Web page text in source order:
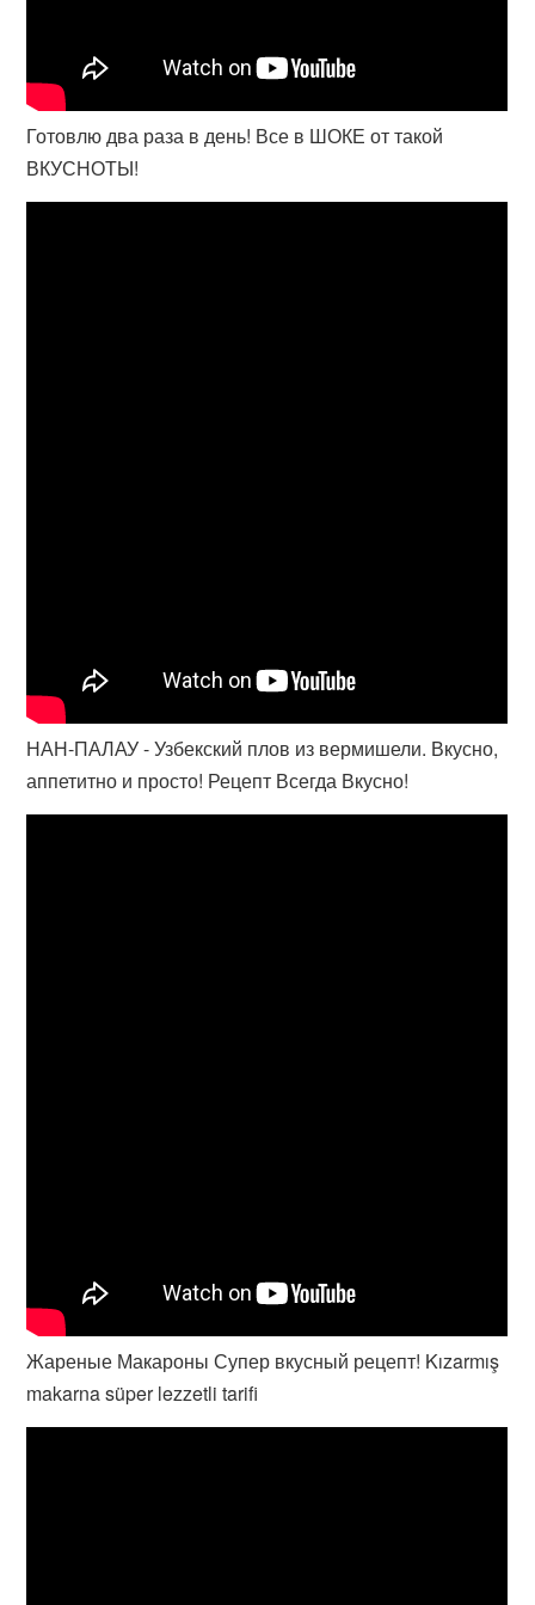
Готовлю два раза в день! Все в ШОКЕ от такой
ВКУСНОТЫ!
НАН-ПАЛАУ - Узбекский плов из вермишели. Вкусно,
аппетитно и просто! Рецепт Всегда Вкусно!
Жареные Макароны Супер вкусный рецепт! Kızarmış
makarna süper lezzetli tarifi